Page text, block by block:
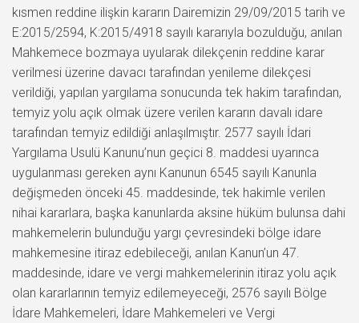
kısmen reddine ilişkin kararın Dairemizin 29/09/2015 tarih ve
E:2015/2594, K:2015/4918 sayılı kararıyla bozulduğu, anılan
Mahkemece bozmaya uyularak dilekçenin reddine karar
verilmesi üzerine davacı tarafından yenileme dilekçesi
verildiği, yapılan yargılama sonucunda tek hakim tarafından,
temyiz yolu açık olmak üzere verilen kararın davalı idare
tarafından temyiz edildiği anlaşılmıştır. 2577 sayılı İdari
Yargılama Usulü Kanunu’nun geçici 8. maddesi uyarınca
uygulanması gereken aynı Kanunun 6545 sayılı Kanunla
değişmeden önceki 45. maddesinde, tek hakimle verilen
nihai kararlara, başka kanunlarda aksine hüküm bulunsa dahi
mahkemelerin bulunduğu yargı çevresindeki bölge idare
mahkemesine itiraz edebileceği, anılan Kanun’un 47.
maddesinde, idare ve vergi mahkemelerinin itiraz yolu açık
olan kararlarının temyiz edilemeyeceği, 2576 sayılı Bölge
İdare Mahkemeleri, İdare Mahkemeleri ve Vergi